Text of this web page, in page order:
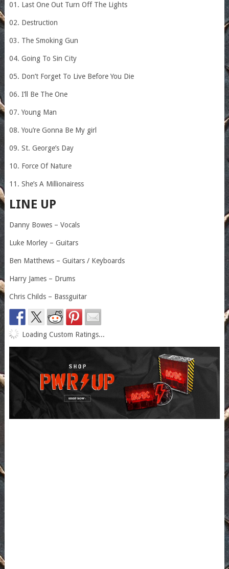
01. Last One Out Turn Off The Lights
02. Destruction
03. The Smoking Gun
04. Going To Sin City
05. Don’t Forget To Live Before You Die
06. I’ll Be The One
07. Young Man
08. You’re Gonna Be My girl
09. St. George’s Day
10. Force Of Nature
11. She’s A Millionairess
LINE UP
Danny Bowes – Vocals
Luke Morley – Guitars
Ben Matthews – Guitars / Keyboards
Harry James – Drums
Chris Childs – Bassguitar
Loading Custom Ratings...